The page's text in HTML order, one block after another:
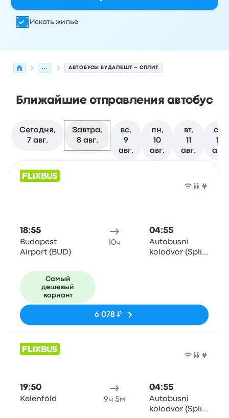
Искать жилье
... АВТОБУСЫ БУДАПЕШТ – СПЛИТ
Ближайшие отправления автобус
Сегодня,
7 авг.
Завтра,
8 авг.
вс,
9
авг.
пн,
10
авг.
вт,
11
авг.
ср,
12
авг.
18:55
Budapest
Airport (BUD)
10ч
04:55
Autobusni
kolodvor (Split
Самый
дешевый
вариант
6 078 ₽
19:50
Kelenföld 9ч 5м
04:55
Autobusni
kolodvor (Split